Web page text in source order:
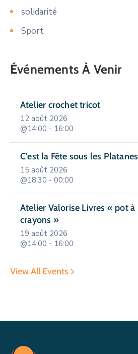
solidarité
Sport
Événements À Venir
Atelier crochet tricot
12 août 2026
@14:00 - 16:00
C’est la Fête sous les Platanes
15 août 2026
@18:30 - 00:00
Atelier Valorise Livres « pot à
crayons »
19 août 2026
@14:00 - 16:00
View All Events